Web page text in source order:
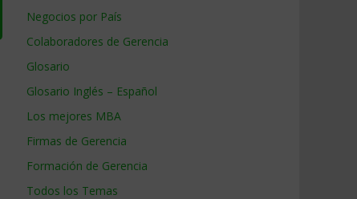
Negocios por País
Colaboradores de Gerencia
Glosario
Glosario Inglés – Español
Los mejores MBA
Firmas de Gerencia
Formación de Gerencia
Todos los Temas